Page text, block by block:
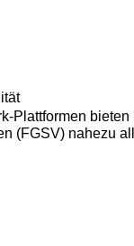
bieten
(FGSV) nahezu